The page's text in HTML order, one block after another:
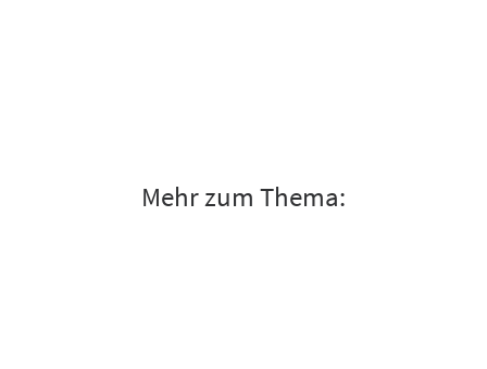
Mehr zum Thema: